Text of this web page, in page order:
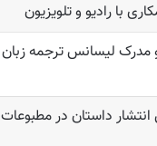
با رادیو و تلویزیون
مدرک لیسانس ترجمه زبان
داستان در مطبوعات